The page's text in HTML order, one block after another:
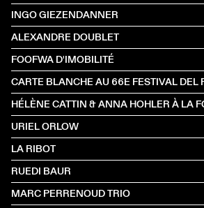
INGO GIEZENDANNER
ALEXANDRE DOUBLET
FOOFWA D'IMOBILITÉ
URIEL ORLOW
LA RIBOT
RUEDI BAUR
MARC PERRENOUD TRIO